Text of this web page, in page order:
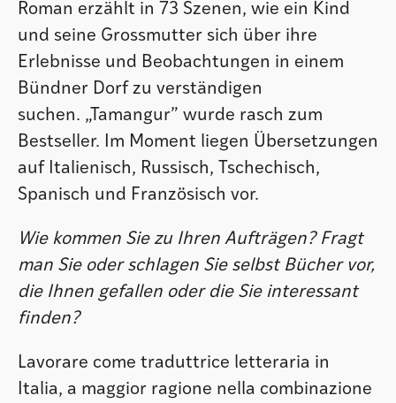
Roman erzählt in 73 Szenen, wie ein Kind
und seine Grossmutter sich über ihre
Erlebnisse und Beobachtungen in einem
Bündner Dorf zu verständigen
suchen. „Tamangur” wurde rasch zum
Bestseller. Im Moment liegen Übersetzungen
auf Italienisch, Russisch, Tschechisch,
Spanisch und Französisch vor.
Wie kommen Sie zu Ihren Aufträgen? Fragt
man Sie oder schlagen Sie selbst Bücher vor,
die Ihnen gefallen oder die Sie interessant
finden?
Lavorare come traduttrice letteraria in
Italia, a maggior ragione nella combinazione